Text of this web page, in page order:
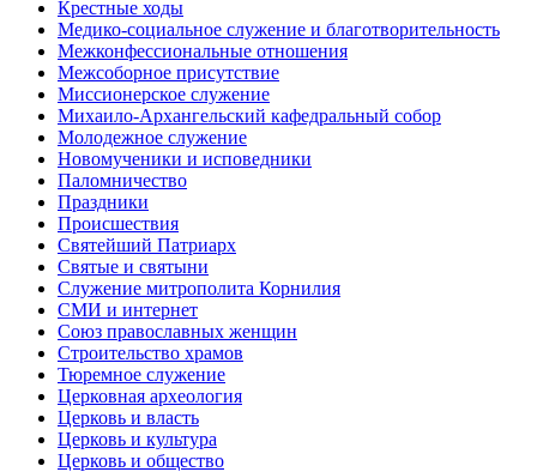
Крестные ходы
Медико-социальное служение и благотворительность
Межконфессиональные отношения
Межсоборное присутствие
Миссионерское служение
Михаило-Архангельский кафедральный собор
Молодежное служение
Новомученики и исповедники
Паломничество
Праздники
Происшествия
Святейший Патриарх
Святые и святыни
Служение митрополита Корнилия
СМИ и интернет
Союз православных женщин
Строительство храмов
Тюремное служение
Церковная археология
Церковь и власть
Церковь и культура
Церковь и общество